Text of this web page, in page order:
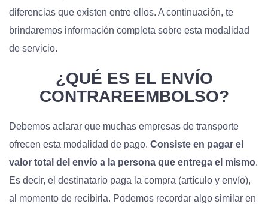
diferencias que existen entre ellos. A continuación, te
brindaremos información completa sobre esta modalidad
de servicio.
¿QUÉ ES EL ENVÍO
CONTRAREEMBOLSO?
Debemos aclarar que muchas empresas de transporte
ofrecen esta modalidad de pago. Consiste en pagar el
valor total del envío a la persona que entrega el mismo.
Es decir, el destinatario paga la compra (artículo y envío),
al momento de recibirla. Podemos recordar algo similar en